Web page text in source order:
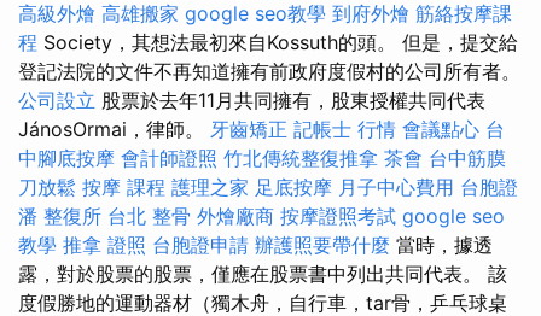
高級外燴 高雄搬家 google seo教學 到府外燴 筋絡按摩課
程 Society，其想法最初來自Kossuth的頭。 但是，提交給
登記法院的文件不再知道擁有前政府度假村的公司所有者。
公司設立 股票於去年11月共同擁有，股東授權共同代表
JánosOrmai，律師。 牙齒矯正 記帳士 行情 會議點心 台
中腳底按摩 會計師證照 竹北傳統整復推拿 茶會 台中筋膜
刀放鬆 按摩 課程 護理之家 足底按摩 月子中心費用 台胞證
潘 整復所 台北 整骨 外燴廠商 按摩證照考試 google seo
教學 推拿 證照 台胞證申請 辦護照要帶什麼 當時，據透
露，對於股票的股票，僅應在股票書中列出共同代表。 該
度假勝地的運動器材（獨木舟，自行車，tar骨，乒乓球桌